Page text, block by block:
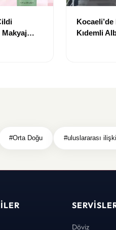
Kıdemli
#Orta Doğu #uluslararası
Döviz